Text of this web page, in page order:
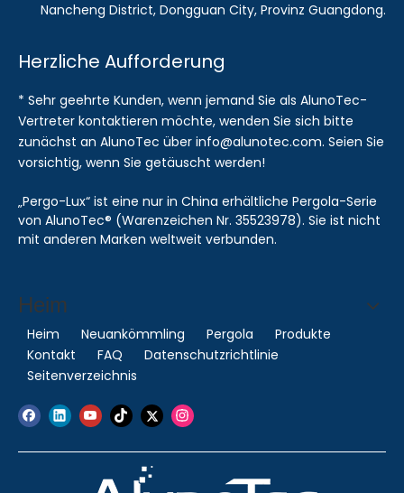
Nancheng District, Dongguan City, Provinz Guangdong.
Herzliche Aufforderung
* Sehr geehrte Kunden, wenn jemand Sie als AlunoTec-
Vertreter kontaktieren möchte, wenden Sie sich bitte
zunächst an AlunoTec über info@alunotec.com. Seien Sie
vorsichtig, wenn Sie getäuscht werden!
„Pergo-Lux“ ist eine nur in China erhältliche Pergola-Serie
von AlunoTec® (Warenzeichen Nr. 35523978). Sie ist nicht
mit anderen Marken weltweit verbunden.
Heim
Heim Neuankömmling Pergola
Produkte
Kontakt
FAQ
Datenschutzrichtlinie
Seitenverzeichnis